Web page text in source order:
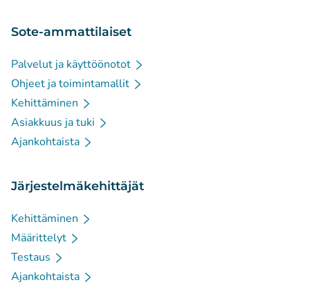
Sote-ammattilaiset
Palvelut ja käyttöönotot
Ohjeet ja toimintamallit
Kehittäminen
Asiakkuus ja tuki
Ajankohtaista
Järjestelmäkehittäjät
Kehittäminen
Määrittelyt
Testaus
Ajankohtaista